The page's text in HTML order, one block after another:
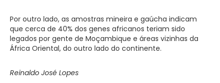
Por outro lado, as amostras mineira e gaúcha indicam
que cerca de 40% dos genes africanos teriam sido
legados por gente de Moçambique e áreas vizinhas da
África Oriental, do outro lado do continente.
Reinaldo José Lopes